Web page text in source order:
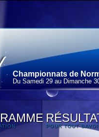
Championnats de
Du Samedi 29 au Dimanche
POUR TOUT